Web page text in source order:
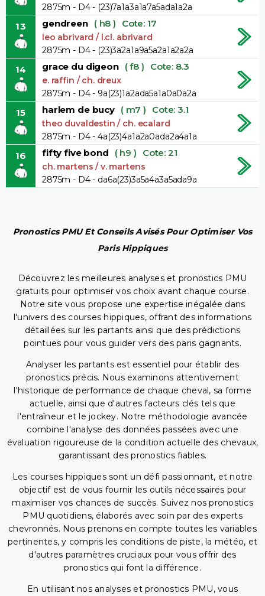
2875m - D4 - (23)7a1a3a1a7a5ada1a2a
13 gendreen ( h8 ) Cote: 17
leo abrivard / l.cl. abrivard
2875m - D4 - (23)3a2a1a9a5a2a1a2a2a
14 grace du digeon ( f8 ) Cote: 8.3
e. raffin / ch. dreux
2875m - D4 - 9a(23)1a2ada5a1a0a0a2a
15 harlem de bucy ( m7 ) Cote: 3.1
theo duvaldestin / ch. ecalard
2875m - D4 - 4a(23)4a1a2a0ada2a4a1a
16 fifty five bond ( h9 ) Cote: 21
ch. martens / v. martens
2875m - D4 - da6a(23)3a5a4a3a5ada9a
Pronostics PMU Et Conseils Avisés Pour Optimiser Vos
Paris Hippiques
Découvrez les meilleures analyses et pronostics PMU
gratuits pour optimiser vos choix avant chaque course.
Notre site vous propose une expertise inégalée dans
l'univers des courses hippiques, offrant des informations
détaillées sur les partants ainsi que des prédictions
pointues pour vous guider vers des paris gagnants.
Analyser les partants est essentiel pour établir des
pronostics précis. Nous examinons attentivement
l'historique de performance de chaque cheval, sa forme
actuelle, ainsi que d'autres facteurs clés tels que
l'entraîneur et le jockey. Notre méthodologie avancée
combine l'analyse des données passées avec une
évaluation rigoureuse de la condition actuelle des chevaux,
garantissant des pronostics fiables.
Les courses hippiques sont un défi passionnant, et notre
objectif est de vous fournir les outils nécessaires pour
maximiser vos chances de succès. Suivez nos pronostics
PMU quotidiens, élaborés avec soin par des experts
chevronnés. Nous prenons en compte toutes les variables
pertinentes, y compris les conditions de piste, la météo, et
d'autres paramètres cruciaux pour vous offrir des
pronostics qui font la différence.
En utilisant nos analyses et pronostics PMU, vous